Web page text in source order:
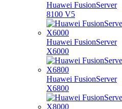
Huawei FusionServer
8100 V5
Huawei FusionServer
X6000
Huawei FusionServer
X6800